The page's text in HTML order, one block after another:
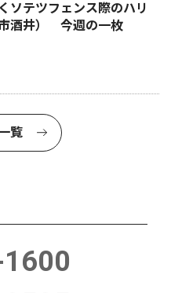
ソテツフェンス際のハリ
酒井） 今週の一枚
覧